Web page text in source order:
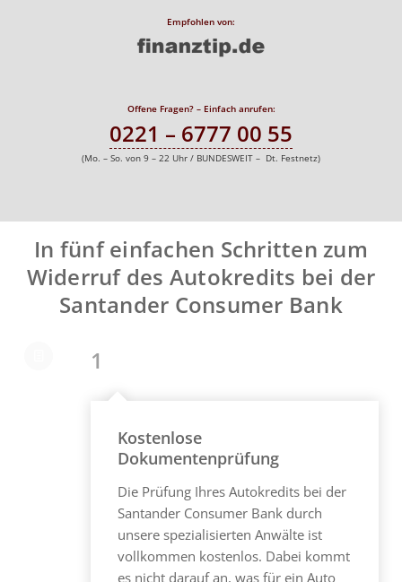
Empfohlen von:
Offene Fragen? – Einfach anrufen:
0221 – 6777 00 55
(Mo. – So. von 9 – 22 Uhr / BUNDESWEIT – Dt. Festnetz)
In fünf einfachen Schritten zum
Widerruf des Autokredits bei der
Santander Consumer Bank
1
Kostenlose
Dokumentenprüfung
Die Prüfung Ihres Autokredits bei der
Santander Consumer Bank durch
unsere spezialisierten Anwälte ist
vollkommen kostenlos. Dabei kommt
es nicht darauf an, was für ein Auto